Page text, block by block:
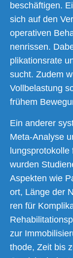
beschäf­ti­gen.
sich auf den
ope­ra­ti­ven
nen­ris­sen.
pli­ka­ti­ons­ra­te
sucht. Zudem
Voll­be­las­tung
frü­hem
Ein ande­rer
Meta-Ana­ly­se
lungs­pro­to­kol­le
wur­den
Aspek­ten wie
ort, Län­ge der
ren für
zur
tho­de, Zeit bis